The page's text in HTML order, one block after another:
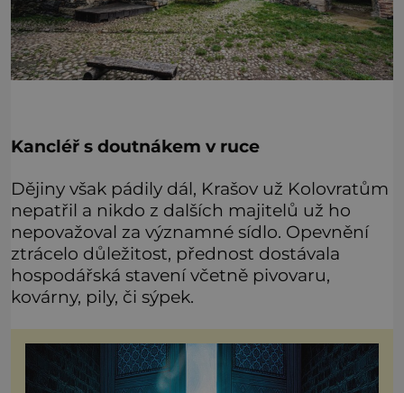
Kancléř s doutnákem v ruce
Dějiny však pádily dál, Krašov už Kolovratům
nepatřil a nikdo z dalších majitelů už ho
nepovažoval za významné sídlo. Opevnění
ztrácelo důležitost, přednost dostávala
hospodářská stavení včetně pivovaru,
kovárny, pily, či sýpek.